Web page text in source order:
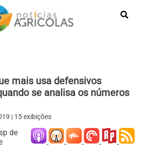
mais usa defensivos
se analisa os números
| 15 exibições
de